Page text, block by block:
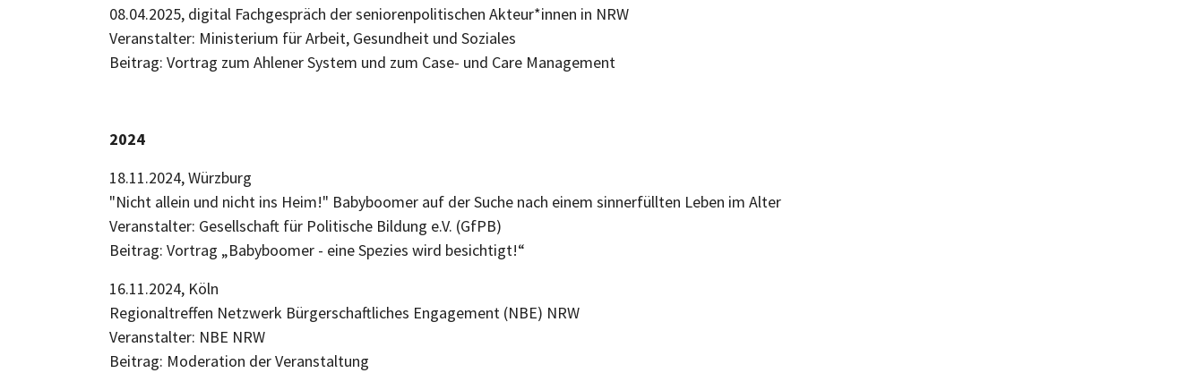
08.04.2025, digital Fachgespräch der seniorenpolitischen Akteur*innen in NRW
Veranstalter: Ministerium für Arbeit, Gesundheit und Soziales
Beitrag: Vortrag zum Ahlener System und zum Case- und Care Management
2024
18.11.2024, Würzburg
"Nicht allein und nicht ins Heim!" Babyboomer auf der Suche nach einem sinnerfüllten Leben im Alter
Veranstalter: Gesellschaft für Politische Bildung e.V. (GfPB)
Beitrag: Vortrag „Babyboomer - eine Spezies wird besichtigt!“
16.11.2024, Köln
Regionaltreffen Netzwerk Bürgerschaftliches Engagement (NBE) NRW
Veranstalter: NBE NRW
Beitrag: Moderation der Veranstaltung